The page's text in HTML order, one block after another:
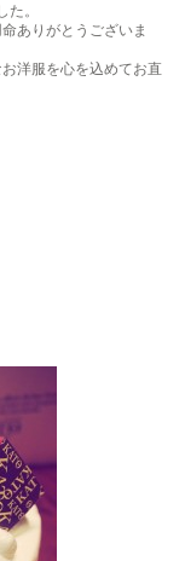
。
ありがとうございま
洋服を心を込めてお直